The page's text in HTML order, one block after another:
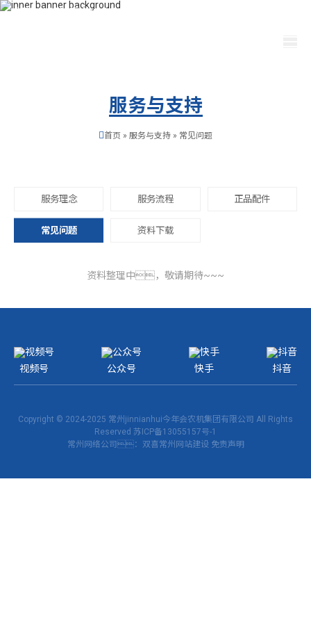
400-115-2288 dfam@yichengzhiye.com
服务与支持
首页 » 服务与支持 » 常见问题
服务理念 服务流程 正品配件
常见问题 资料下载
资料整理中，敬请期待~~~
视频号 公众号 快手 抖音
Copyright © 2024-2025 常州jinnianhui今年会农机集团有限公司 All Rights
Reserved 苏ICP备13055157号-1
常州网络公司：双喜常州网站建设 免责声明